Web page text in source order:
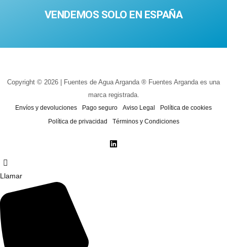
VENDEMOS SOLO EN ESPAÑA
Copyright © 2026 | Fuentes de Agua Arganda ® Fuentes Arganda es una
marca registrada.
Envíos y devoluciones Pago seguro Aviso Legal
Política de cookies
Política de privacidad
Términos y Condiciones
Llamar